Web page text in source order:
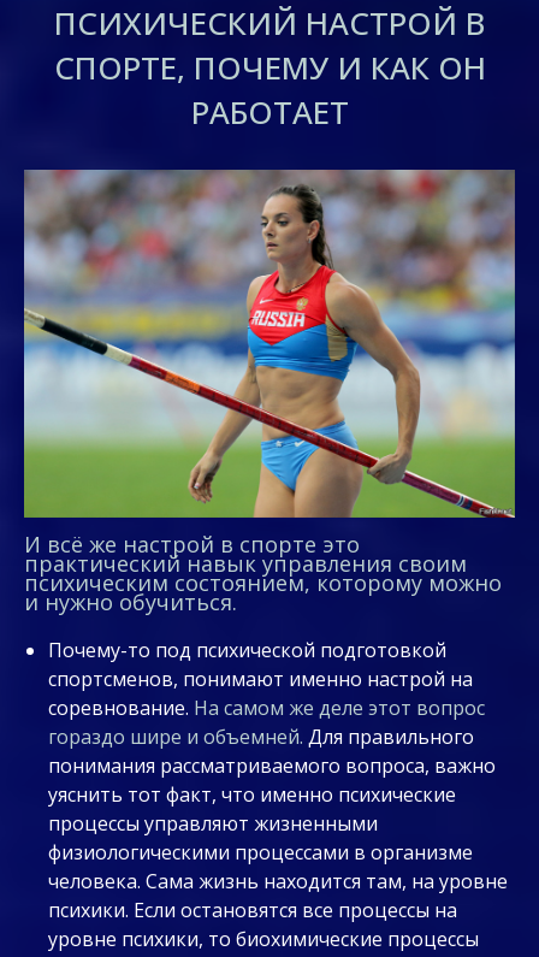
ПСИХИЧЕСКИЙ НАСТРОЙ В
СПОРТЕ, ПОЧЕМУ И КАК ОН
РАБОТАЕТ
И всё же настрой в спорте это
практический навык управления своим
психическим состоянием, которому можно
и нужно обучиться.
Почему-то под психической подготовкой
спортсменов, понимают именно настрой на
соревнование. На самом же деле этот вопрос
гораздо шире и объемней. Для правильного
понимания рассматриваемого вопроса, важно
уяснить тот факт, что именно психические
процессы управляют жизненными
физиологическими процессами в организме
человека. Сама жизнь находится там, на уровне
психики. Если остановятся все процессы на
уровне психики, то биохимические процессы